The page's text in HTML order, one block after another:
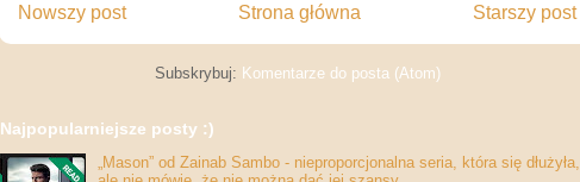
Nowszy post Starszy post
Strona główna
Subskrybuj: Komentarze do posta (Atom)
Najpopularniejsze posty :)
„Mason” od Zainab Sambo - nieproporcjonalna seria, która się dłużyła,